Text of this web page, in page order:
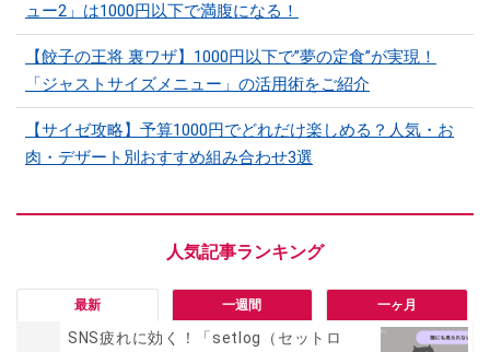
ュー2」は1000円以下で満腹になる！
【餃子の王将 裏ワザ】1000円以下で”夢の定食”が実現！
「ジャストサイズメニュー」の活用術をご紹介
【サイゼ攻略】予算1000円でどれだけ楽しめる？人気・お
肉・デザート別おすすめ組み合わせ3選
最新 一週間 一ヶ月
SNS疲れに効く！「setlog（セットロ